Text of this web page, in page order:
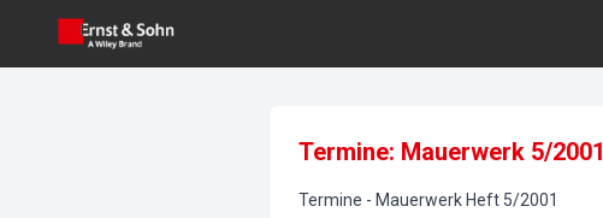
Termine: Mauerwerk 5/2001
Termine - Mauerwerk Heft 5/2001